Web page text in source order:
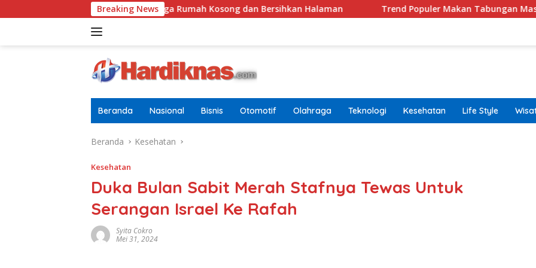
ke
Breaking News
Tugasnya Jaga Rumah Kosong dan Bersihkan Halaman Trend Populer Makan Tabungan Masih Terjadi?
Beranda Nasional Bisnis Otomotif Olahraga Teknologi Kesehatan Life Style
Beranda Kesehatan
Kesehatan
Duka Bulan Sabit Merah Stafnya Tewas Untuk
Serangan Israel Ke Rafah
Syita Cokro
Mei 31, 2024